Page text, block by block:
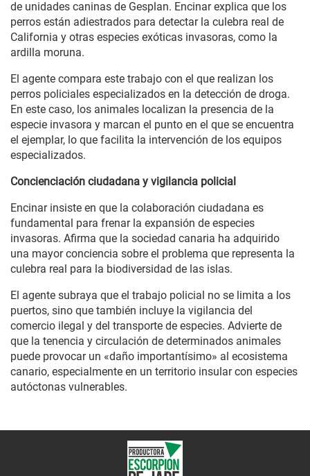
de unidades caninas de Gesplan. Encinar explica que los
perros están adiestrados para detectar la culebra real de
California y otras especies exóticas invasoras, como la
ardilla moruna.
El agente compara este trabajo con el que realizan los
perros policiales especializados en la detección de droga.
En este caso, los animales localizan la presencia de la
especie invasora y marcan el punto en el que se encuentra
el ejemplar, lo que facilita la intervención de los equipos
especializados.
Concienciación ciudadana y vigilancia policial
Encinar insiste en que la colaboración ciudadana es
fundamental para frenar la expansión de especies
invasoras. Afirma que la sociedad canaria ha adquirido
una mayor conciencia sobre el problema que representa la
culebra real para la biodiversidad de las islas.
El agente subraya que el trabajo policial no se limita a los
puertos, sino que también incluye la vigilancia del
comercio ilegal y del transporte de especies. Advierte de
que la tenencia y circulación de determinados animales
puede provocar un «daño importantísimo» al ecosistema
canario, especialmente en un territorio insular con especies
autóctonas vulnerables.